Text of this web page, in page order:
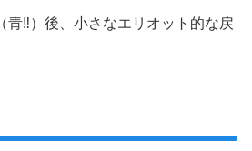
‼︎）後、小さなエリオット的な戻